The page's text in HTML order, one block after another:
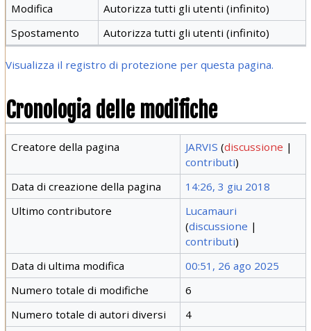
Modifica
Autorizza tutti gli utenti (infinito)
Spostamento
Autorizza tutti gli utenti (infinito)
Visualizza il registro di protezione per questa pagina.
Cronologia delle modifiche
Creatore della pagina JARVIS (discussione |
contributi)
Data di creazione della pagina
14:26, 3 giu 2018
Ultimo contributore
Lucamauri
(discussione |
contributi)
Data di ultima modifica
00:51, 26 ago 2025
Numero totale di modifiche
6
Numero totale di autori diversi
4